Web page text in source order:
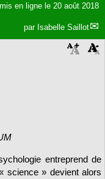
en ligne le 20 août 2018
par Isabelle Saillot
entreprend de
science » devient alors